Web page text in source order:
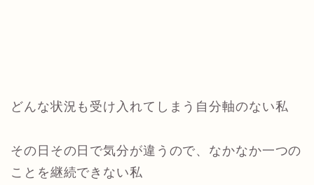
どんな状況も受け入れてしまう自分軸のない私
その日その日で気分が違うので、なかなか一つの
ことを継続できない私